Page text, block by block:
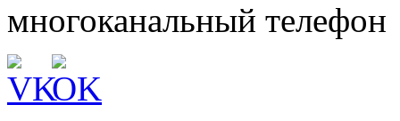
многоканальный телефон